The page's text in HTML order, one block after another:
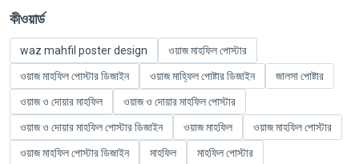
কীওয়ার্ড
waz mahfil poster design
ওয়াজ মাহফিল পোস্টার
ওয়াজ মাহফিল পোস্টার ডিজাইন
ওয়াজ মাহ্ফিল পোষ্টার ডিজাইন
জালসা পোষ্টার
ওয়াজ ও দোয়ার মাহফিল
ওয়াজ ও দোয়ার মাহফিল পোস্টার
ওয়াজ ও দোয়ার মাহফিল পোস্টার ডিজাইন
ওয়াজ মাহফিল
ওয়াজ মাহফিল পোস্টার
ওয়াজ মাহফিল পোস্টার ডিজাইন
মাহফিল
মাহফিল পোস্টার